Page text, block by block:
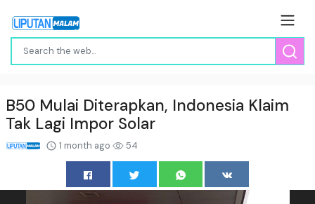
B50 Mulai Diterapkan, Indonesia Klaim
Tak Lagi Impor Solar
1 month ago 54